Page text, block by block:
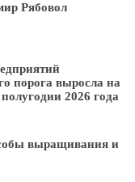
Рябовол
порога выросла на
2026 года
выращивания и